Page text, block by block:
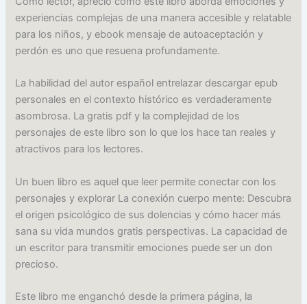
experiencias complejas de una manera accesible y relatable
para los niños, y ebook mensaje de autoaceptación y
perdón es uno que resuena profundamente.
La habilidad del autor español entrelazar descargar epub
personales en el contexto histórico es verdaderamente
asombrosa. La gratis pdf y la complejidad de los
personajes de este libro son lo que los hace tan reales y
atractivos para los lectores.
Un buen libro es aquel que leer permite conectar con los
personajes y explorar La conexión cuerpo mente: Descubra
el origen psicológico de sus dolencias y cómo hacer más
sana su vida mundos gratis perspectivas. La capacidad de
un escritor para transmitir emociones puede ser un don
precioso.
Este libro me enganchó desde la primera página, la